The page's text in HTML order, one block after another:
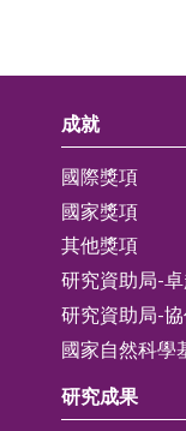
成就
國際獎項
國家獎項
其他獎項
研究資助局-
研究資助局-
國家自然科學
研究成果